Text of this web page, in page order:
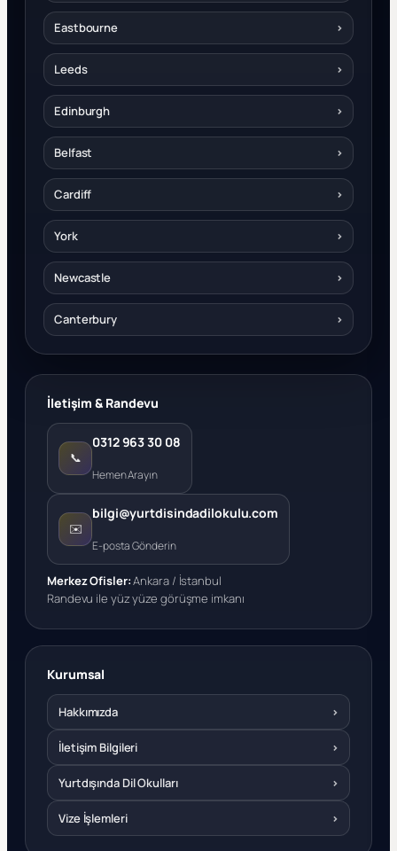
Eastbourne ›
Leeds ›
Edinburgh ›
Belfast ›
Cardiff ›
York ›
Newcastle ›
Canterbury ›
İletişim & Randevu
📞
0312 963 30 08
Hemen Arayın
✉️
bilgi@yurtdisindadilokulu.com
E-posta Gönderin
Merkez Ofisler:Ankara / İstanbul
Randevu ile yüz yüze görüşme imkanı
Kurumsal
Hakkımızda ›
İletişim Bilgileri ›
Yurtdışında Dil Okulları ›
Vize İşlemleri ›